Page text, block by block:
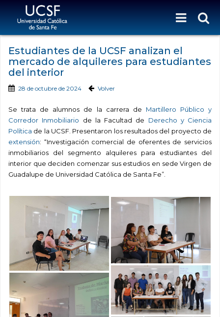
Estudiantes de la UCSF analizan el
mercado de alquileres para estudiantes
del interior
28 de octubre de 2024 Volver
Se trata de alumnos de la carrera de Martillero Público y
Corredor Inmobiliario de la Facultad de Derecho y Ciencia
Política de la UCSF. Presentaron los resultados del proyecto de
extensión: “Investigación comercial de oferentes de servicios
inmobiliarios del segmento alquileres para estudiantes del
interior que deciden comenzar sus estudios en sede Virgen de
Guadalupe de Universidad Católica de Santa Fe”.